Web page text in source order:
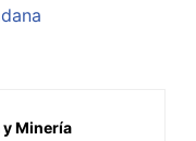
Minería